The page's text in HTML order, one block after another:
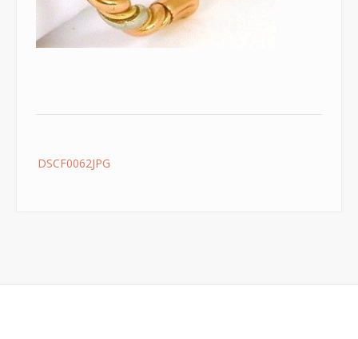
navigation
DSCF0062JPG